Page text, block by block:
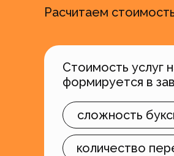
Расчитаем
Стоимость услуг
формируется в
сложность
количество